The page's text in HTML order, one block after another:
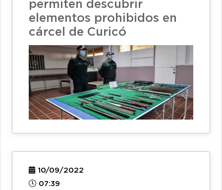
permiten descubrir
elementos prohibidos en
cárcel de Curicó
10/09/2022
07:39